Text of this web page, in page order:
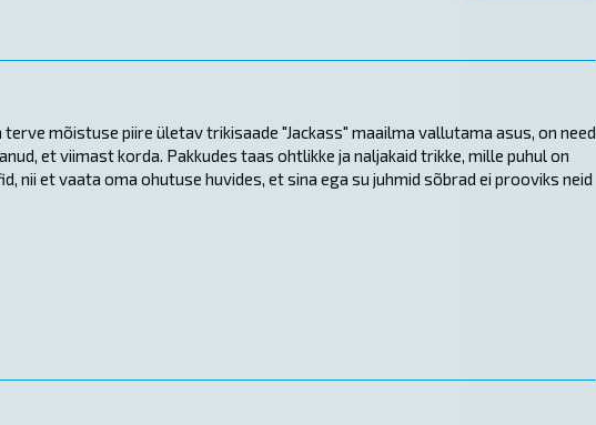
mõistuse piire ületav trikisaade "Jackass" maailma vallutama asus, on need
et viimast korda. Pakkudes taas ohtlikke ja naljakaid trikke, mille puhul on
nii et vaata oma ohutuse huvides, et sina ega su juhmid sõbrad ei prooviks neid